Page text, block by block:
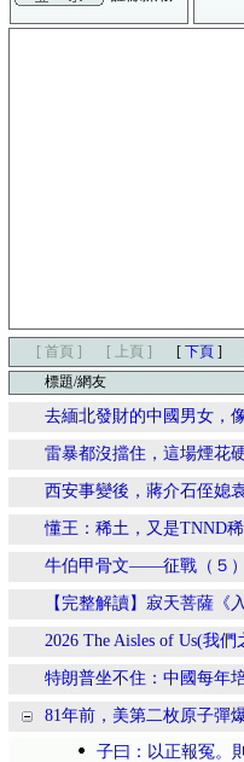
[ 首頁 ] [ 上頁 ] [ 下頁 ]
標題/網友
去緬北發財的中國男女，
雷暴都沒擋住，這場煙花
西安事變後，蔣介石侄媳
懂王：稀土，又是TNND稀
牛伯甲骨文——征戰（５）
【完整解讀】寂天菩薩《
2026 The Aisles of Us(我
特朗普坐不住：中國每年
81年前，美第二枚原子彈
子曰：以正報冤。